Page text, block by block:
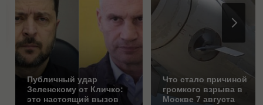
Публичный удар
Зеленскому от Кличко:
это настоящий вызов
Что стало причиной
громкого взрыва в
Москве 7 августа